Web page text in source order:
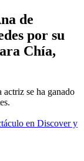
de
por su
Chía,
se ha ganado
en Discover y